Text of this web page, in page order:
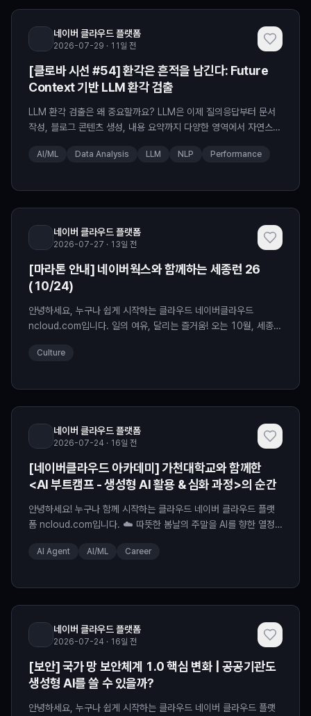
네이버 클라우드 플랫폼
2026-07-29 · 11일 전
[클로바 시선 #54] 환각은 흔적을 남긴다: Future
Context 기반 LLM 환각 검출
LLM 환각 검출은 왜 중요할까요? LLM은 이제 질의응답부터 문서
작성, 블로그 콘텐츠 생성, 내용 요약까지 다양한 영역에서 자연스럽
있지만, 문제는 그것이 곧 사실성을 의미하지는 않는다는 점이죠.
과관계 ✔️ 과거 문맥과 모순되는 주장 ✔️ 검증되지 않은 정보 등이
AI/ML Data Analysis LLM NLP Performance
네이버 클라우드 플랫폼
2026-07-27 · 13일 전
[마라톤 안내] 네이버웍스와 함께하는 세종런 26
(10/24)
안녕하세요, 누구나 쉽게 시작하는 클라우드 네이버클라우드
ncloud.com입니다. 일의 여유, 달리는 즐거움! 오는 10월, 세종중
웍스가 이번 마라톤 행사의 공식 후원사로 참여하게 되었는데요, 특
26 2026년 10월 24일 토요일 세종중앙공원 도시축제마당 5km /
Culture
네이버 클라우드 플랫폼
2026-07-24 · 16일 전
[네이버클라우드 아카데미] 가천대학교와 함께한
<AI 부트캠프 - 생성형 AI 활용 & 심화 과정>의 순간
안녕하세요! 누구나 함께 시작하는 클라우드 네이버 클라우드 플랫
폼 ncloud.com입니다. ☁️ 따뜻한 봄날의 주말을 AI를 향한 열정
미 생성형 AI 활용 & 심화 과정>이 성황리에 막을 내렸습니다. 나들
교육이 진행되었는데요. 놀라운 집중력과 성과를 보여준 가천대 학
AI Agent AI/ML Career
네이버 클라우드 플랫폼
2026-07-24 · 16일 전
[보안] 국가 망 보안체계 1.0 핵심 변화 | 공공기관도
생성형 AI를 쓸 수 있을까?
안녕하세요, 누구나 쉽게 시작하는 클라우드 네이버 클라우드 플랫